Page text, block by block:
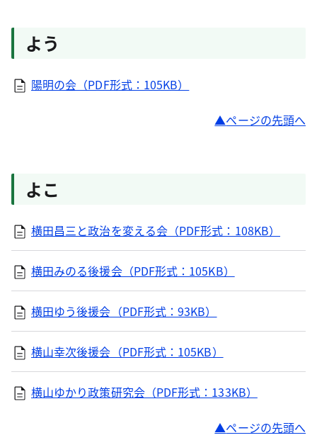
よう
陽明の会（PDF形式：105KB）
ページの先頭へ
よこ
横田昌三と政治を変える会（PDF形式：108KB）
横田みのる後援会（PDF形式：105KB）
横田ゆう後援会（PDF形式：93KB）
横山幸次後援会（PDF形式：105KB）
横山ゆかり政策研究会（PDF形式：133KB）
ページの先頭へ